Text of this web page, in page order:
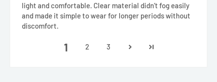
light and comfortable. Clear material didn’t fog easily
and made it simple to wear for longer periods without
discomfort.
1 2 3